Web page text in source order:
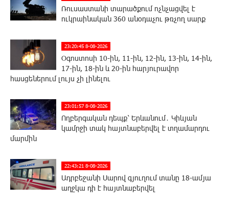
Ռուսաստանի տարածքում ոչնչացվել է
ուկրաինական 360 անօդաչու թռչող սարք
23:20:45 8-08-2026
Օգոստոսի 10-ին, 11-ին, 12-ին, 13-ին, 14-ին,
17-ին, 18-ին և 20-ին հարյուրավոր
հասցեներում լույս չի լինելու
23:01:57 8-08-2026
Ողբերգական դեպք՝ Երևանում․ Կիևյան
կամրջի տակ հայտնաբերվել է տղամարդու
մարմին
22:43:21 8-08-2026
Ադրբեջանի Սարով գյուղում տանը 18-ամյա
աղջկա դի է հայտնաբերվել